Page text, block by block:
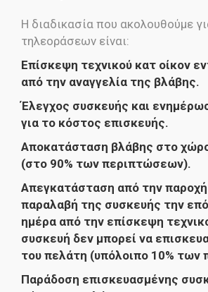
Η διαδικασία που ακολουθούμε
τηλεοράσεων είναι:
Επίσκεψη τεχνικού κατ οίκον
από την αναγγελία της βλάβης.
Έλεγχος συσκευής και
για το κόστος επισκευής.
Αποκατάσταση βλάβης στο
(στο 90% των περιπτώσεων).
Απεγκατάσταση από την παροχή
παραλαβή της συσκευής την
ημέρα από την επίσκεψη
συσκευή δεν μπορεί να
του πελάτη (υπόλοιπο 10%
Παράδοση επισκευασμένης